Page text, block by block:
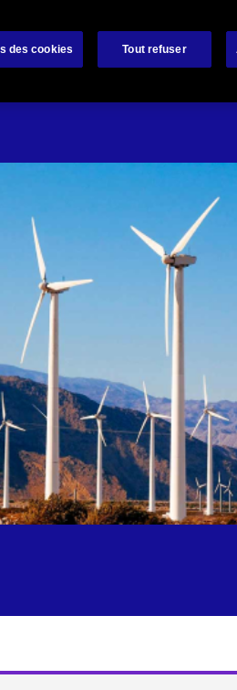
BibliothèqueÀ propos de nous
des cookies Tout refuser